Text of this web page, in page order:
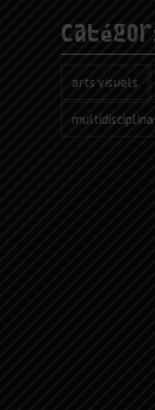
arts visuels